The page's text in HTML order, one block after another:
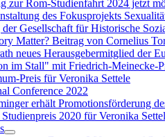
zur Rom-Studienfahrt 2024 jetzt
des Fokusprojekts
Gesellschaft für Historische
Matter? Beitrag von Cornelius
neues Herausgebermitglied der
im Stall" mit Friedrich-Meinecke-
Preis für Veronika Settele
Conference 2022
erhält Promotionsförderung
2020 für Veronika